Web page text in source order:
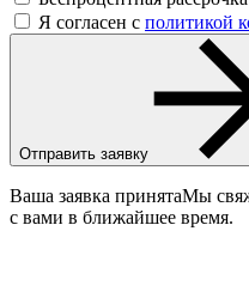
Я согласен с политикой
Отправить заявку
Ваша заявка принятаМы
с вами в ближайшее время.